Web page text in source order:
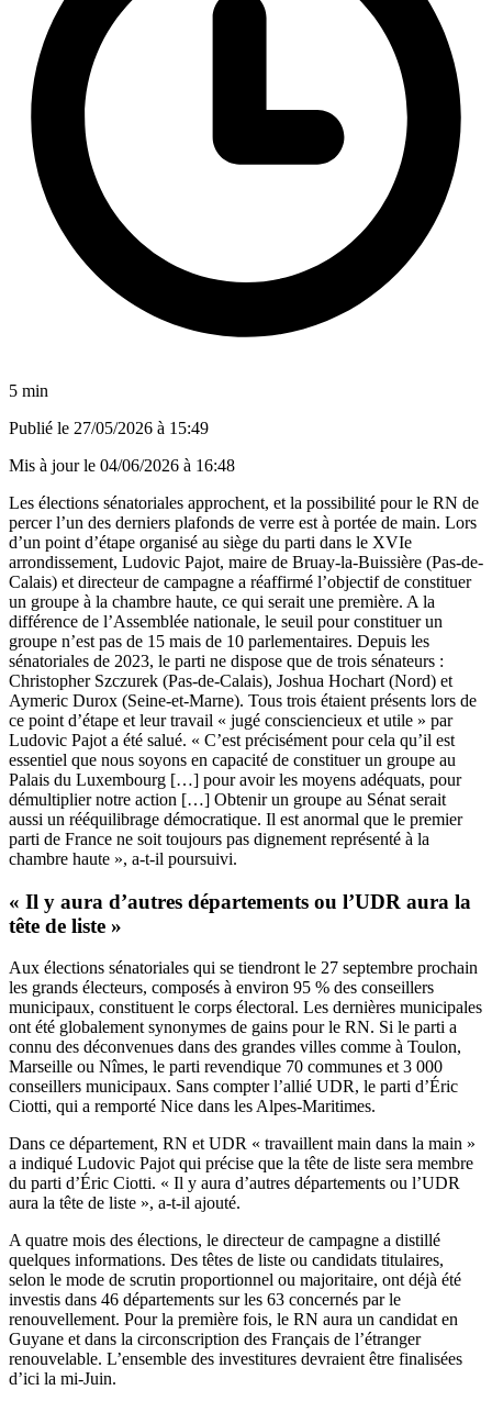
5 min
Publié le 27/05/2026 à 15:49
Mis à jour le 04/06/2026 à 16:48
Les élections sénatoriales approchent, et la possibilité pour le RN de
percer l’un des derniers plafonds de verre est à portée de main. Lors
d’un point d’étape organisé au siège du parti dans le XVIe
arrondissement, Ludovic Pajot, maire de Bruay-la-Buissière (Pas-de-
Calais) et directeur de campagne a réaffirmé l’objectif de constituer
un groupe à la chambre haute, ce qui serait une première. A la
différence de l’Assemblée nationale, le seuil pour constituer un
groupe n’est pas de 15 mais de 10 parlementaires. Depuis les
sénatoriales de 2023, le parti ne dispose que de trois sénateurs :
Christopher Szczurek (Pas-de-Calais), Joshua Hochart (Nord) et
Aymeric Durox (Seine-et-Marne). Tous trois étaient présents lors de
ce point d’étape et leur travail « jugé consciencieux et utile » par
Ludovic Pajot a été salué. « C’est précisément pour cela qu’il est
essentiel que nous soyons en capacité de constituer un groupe au
Palais du Luxembourg […] pour avoir les moyens adéquats, pour
démultiplier notre action […] Obtenir un groupe au Sénat serait
aussi un rééquilibrage démocratique. Il est anormal que le premier
parti de France ne soit toujours pas dignement représenté à la
chambre haute », a-t-il poursuivi.
« Il y aura d’autres départements ou l’UDR aura la
tête de liste »
Aux élections sénatoriales qui se tiendront le 27 septembre prochain
les grands électeurs, composés à environ 95 % des conseillers
municipaux, constituent le corps électoral. Les dernières municipales
ont été globalement synonymes de gains pour le RN. Si le parti a
connu des déconvenues dans des grandes villes comme à Toulon,
Marseille ou Nîmes, le parti revendique 70 communes et 3 000
conseillers municipaux. Sans compter l’allié UDR, le parti d’Éric
Ciotti, qui a remporté Nice dans les Alpes-Maritimes.
Dans ce département, RN et UDR « travaillent main dans la main »
a indiqué Ludovic Pajot qui précise que la tête de liste sera membre
du parti d’Éric Ciotti. « Il y aura d’autres départements ou l’UDR
aura la tête de liste », a-t-il ajouté.
A quatre mois des élections, le directeur de campagne a distillé
quelques informations. Des têtes de liste ou candidats titulaires,
selon le mode de scrutin proportionnel ou majoritaire, ont déjà été
investis dans 46 départements sur les 63 concernés par le
renouvellement. Pour la première fois, le RN aura un candidat en
Guyane et dans la circonscription des Français de l’étranger
renouvelable. L’ensemble des investitures devraient être finalisées
d’ici la mi-Juin.